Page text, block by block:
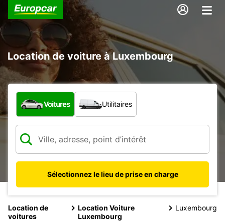
Location de voiture à Luxembourg
Quel type de véhicule ?
Voitures Utilitaires
Sélectionnez le lieu de prise en charge
Location de
voitures
Location Voiture
Luxembourg
Luxembourg